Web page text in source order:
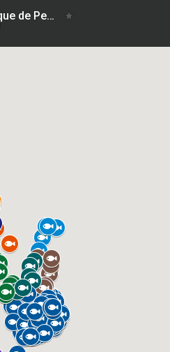
Mapa del Pique de Pesca 2-3-2023